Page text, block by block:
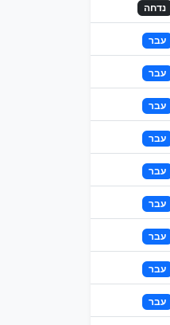
נדחה
עבר
עבר
עבר
עבר
עבר
עבר
עבר
עבר
עבר